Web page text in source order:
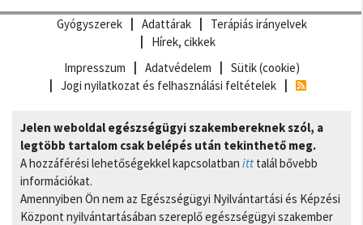
Gyógyszerek Adattárak
Terápiás irányelvek
Hírek, cikkek
Impresszum
Adatvédelem
Sütik (cookie)
Jogi nyilatkozat és felhasználási feltételek
Jelen weboldal egészségügyi szakembereknek szól, a
legtöbb tartalom csak belépés után tekinthető meg.
A hozzáférési lehetőségekkel kapcsolatban itt talál bővebb
információkat.
Amennyiben Ön nem az Egészségügyi Nyilvántartási és Képzési
Központ nyilvántartásában szereplő egészségügyi szakember